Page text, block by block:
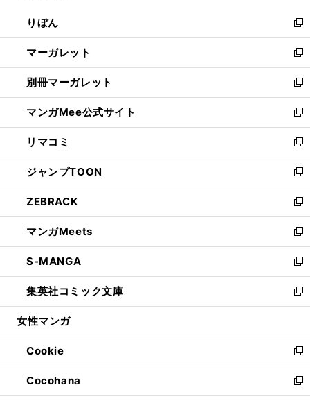
開
く
ウ
で
開
く
ン
ド
ウ
で
開
く
ウ
ィ
ン
ド
ウ
で
開
く
りぼん
新
し
い
ウ
ィ
ン
ド
ウ
で
開
く
マーガレット
新
し
い
ウ
ィ
ン
ド
ウ
で
開
く
別冊マーガレット
新
し
い
ウ
ィ
ン
ド
ウ
で
開
く
マンガMee公式サイト
新
し
い
ウ
ィ
ン
ド
ウ
で
開
く
リマコミ
新
し
い
ウ
ィ
ン
ド
ウ
で
開
く
ジャンプTOON
新
し
い
ウ
ィ
ン
ド
ウ
で
開
ZEBRACK
新
し
い
ウ
ィ
ン
ド
ウ
開
く
マンガMeets
新
し
い
ウ
ィ
ン
ウ
で
開
く
S-MANGA
新
し
い
ウ
ン
ド
ウ
で
開
集英社コミック文庫
新
し
ウ
ィ
ン
ド
ウ
女性マンガ
Cookie
新
し
い
ウ
Cocohana
新
し